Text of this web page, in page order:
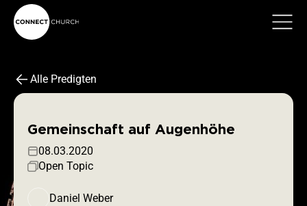
Alle Predigten
Gemeinschaft auf Augenhöhe
08.03.2020
Open Topic
Daniel Weber